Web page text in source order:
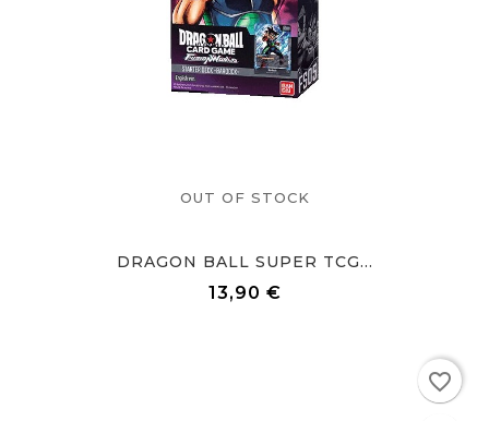
OUT OF STOCK
DRAGON BALL SUPER TCG...
13,90 €
favorite
favorite_border